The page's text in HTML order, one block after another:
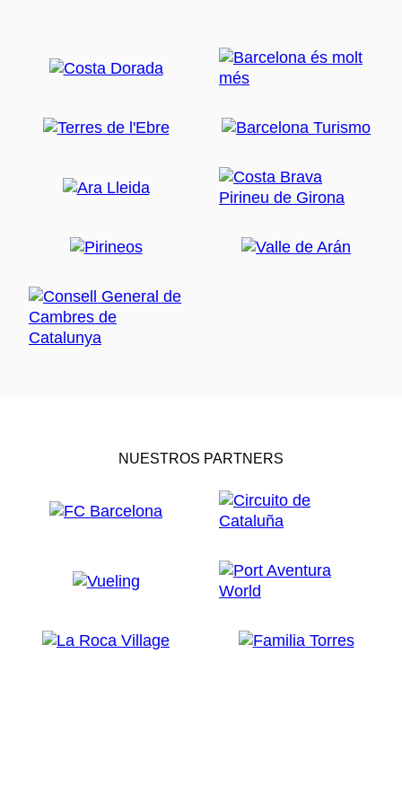
NUESTROS PARTNERS